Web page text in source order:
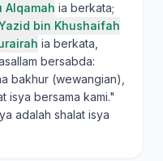
Alqamah ia berkata;
bin Khushaifah
ia berkata,
bersabda:
bakhur (wewangian),
isya bersama kami."
adalah shalat isya